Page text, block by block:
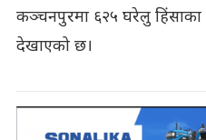
कञ्चनपुरमा ६२५ घरेलु हिंसाका
देखाएको छ।